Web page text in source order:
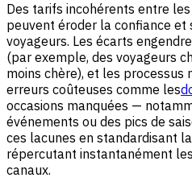
Des tarifs incohérents entre
peuvent éroder la confiance et
voyageurs. Les écarts
(par exemple, des voyageurs
moins chère), et les processus
erreurs coûteuses comme les
occasions manquées —
événements ou des pics de
ces lacunes en standardisant
répercutant instantanément
canaux.